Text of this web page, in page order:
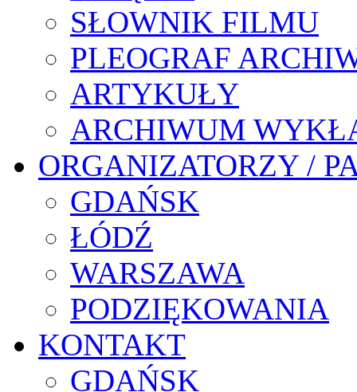
SŁOWNIK FILMU
PLEOGRAF
ARTYKUŁY
ARCHIWUM
ORGANIZATORZY /
GDAŃSK
ŁÓDŹ
WARSZAWA
PODZIĘKOWANIA
KONTAKT
GDAŃSK